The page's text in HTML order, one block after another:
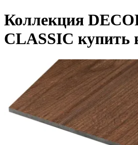
Коллекция
CLASSIC купить